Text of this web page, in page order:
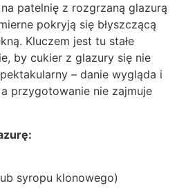
patelnię z rozgrzaną glazurą
pokryją się błyszczącą
Kluczem jest tu stałe
by cukier z glazury się nie
– danie wygląda i
przygotowanie nie zajmuje
syropu klonowego)